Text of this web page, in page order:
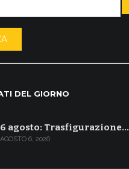
DEL GIORNO
6 agosto: Trasfigurazione…
AGOSTO 6, 2026